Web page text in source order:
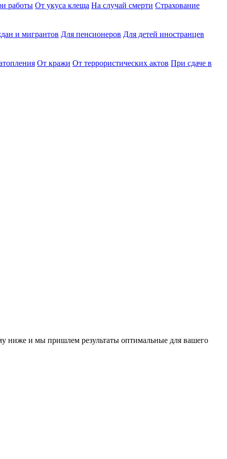
работы От укуса клеща На случай смерти Страхование
и мигрантов Для пенсионеров Для детей иностранцев
От кражи От террористических актов При сдаче в
ниже и мы пришлем результаты оптимальные для вашего